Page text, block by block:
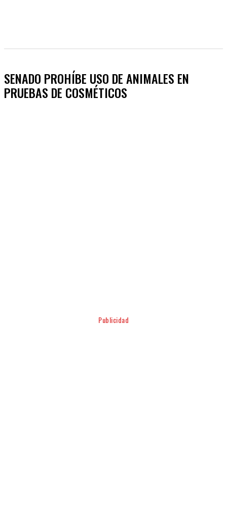
SENADO PROHÍBE USO DE ANIMALES EN
PRUEBAS DE COSMÉTICOS
Publicidad